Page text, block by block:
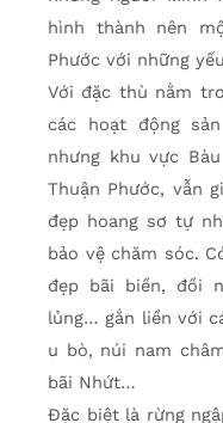
hình thành nên
Phước với những
Với đặc thù nằm
các hoạt động
nhưng khu vực
Thuận Phước, vẫn
đẹp hoang sơ tự
bảo vệ chăm sóc.
đẹp bãi biền, đồi
lủng… gắn liền với
u bò, núi nam
bãi Nhứt…
Đặc biệt là rừng